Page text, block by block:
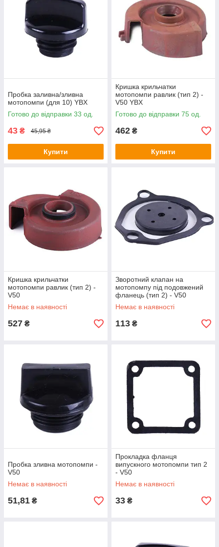
Пробка заливна/зливна
мотопомпи (для 10) YBX
Готово до відправки 33 од.
43 ₴ 45,95 ₴
Купити
Кришка крильчатки
мотопомпи равлик (тип 2) -
V50 YBX
Готово до відправки 75 од.
462 ₴
Купити
Кришка крильчатки
мотопомпи равлик (тип 2) -
V50
Немає в наявності
527 ₴
Зворотний клапан на
мотопомпу під подовжений
фланець (тип 2) - V50
Немає в наявності
113 ₴
Пробка зливна мотопомпи -
V50
Немає в наявності
51,81 ₴
Прокладка фланця
випускного мотопомпи тип 2
- V50
Немає в наявності
33 ₴